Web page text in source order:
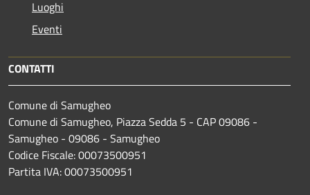
Luoghi
Eventi
CONTATTI
Comune di Samugheo
Comune di Samugheo, Piazza Sedda 5 - CAP 09086 -
Samugheo - 09086 - Samugheo
Codice Fiscale: 00073500951
Partita IVA: 00073500951